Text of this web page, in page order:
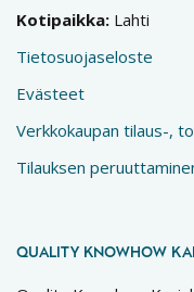
Kotipaikka: Lahti
Tietosuojaseloste
Evästeet
Verkkokaupan tilaus-,
Tilauksen
QUALITY KNOWHOW